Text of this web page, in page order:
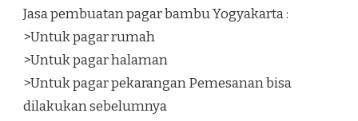
Jasa pembuatan pagar bambu Yogyakarta :
>Untuk pagar rumah
>Untuk pagar halaman
>Untuk pagar pekarangan Pemesanan bisa
dilakukan sebelumnya